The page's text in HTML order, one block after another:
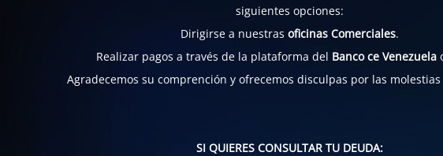
siguientes opciones:
Dirigirse a nuestras oficinas Comerciales.
Realizar pagos a través de la plataforma del Banco ce Venezuela
Agradecemos su comprención y ofrecemos disculpas por las molestias
SI QUIERES CONSULTAR TU DEUDA: